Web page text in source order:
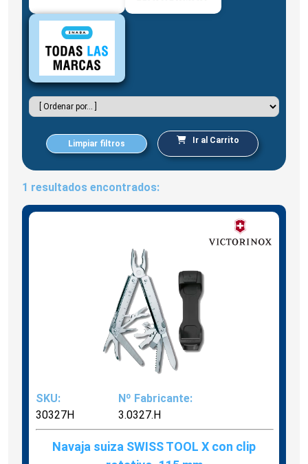
Limpiar filtros Ir al Carrito
1 resultados encontrados:
SKU:
30327H
Nº Fabricante:
3.0327.H
Navaja suiza SWISS TOOL X con clip